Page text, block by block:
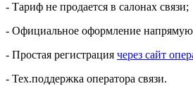
- Тариф не продается в салонах связи;
- Официальное оформление напрямую
- Простая регистрация через сайт
- Тех.поддержка оператора связи.